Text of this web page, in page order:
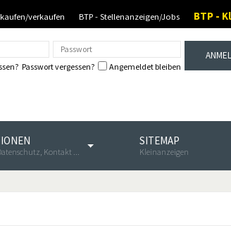
verkaufen BTP - Stellenanzeigen/Jobs BTP -
Passwort vergessen? Angemeldet bleiben
Kontakt ...
SITEMAP
Kleinanzeigen